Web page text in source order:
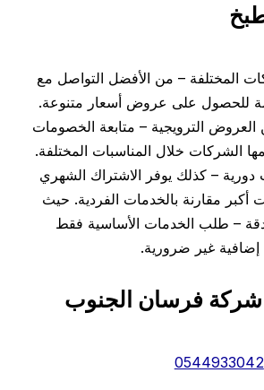
المختلفة – من الأفضل التواصل مع
على عروض أسعار متنوعة.
الترويجية – متابعة الخصومات
خلال المناسبات المختلفة.
– كذلك يوفر الاشتراك الشهري
مقارنة بالخدمات الفردية. حيث
– طلب الخدمات الأساسية فقط
غير ضرورية.
فرسان الجنوب